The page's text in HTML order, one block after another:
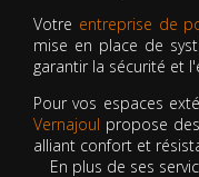
Votre entreprise de
mise en place de
garantir la sécurité et
Pour vos espaces
Vernajoul propose
alliant confort et
En plus de ses